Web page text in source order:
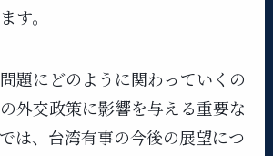
す。
題にどのように関わっていくの
外交政策に影響を与える重要な
は、台湾有事の今後の展望につ